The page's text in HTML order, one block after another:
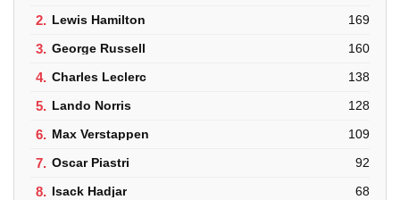
2. Lewis Hamilton 169
3. George Russell 160
4. Charles Leclerc 138
5. Lando Norris 128
6. Max Verstappen 109
7. Oscar Piastri 92
8. Isack Hadjar 68